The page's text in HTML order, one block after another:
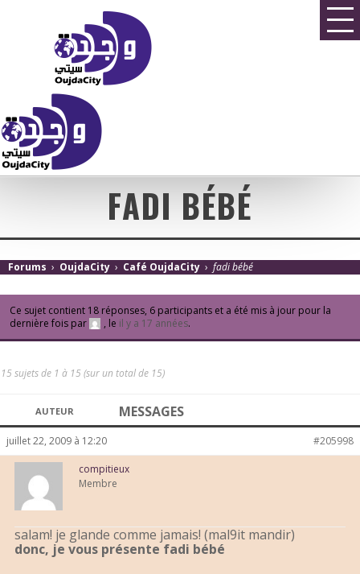
FADI BÉBÉ
Forums › OujdaCity › Café OujdaCity › fadi bébé
Ce sujet contient 18 réponses, 6 participants et a été mis à jour pour la
dernière fois par
, le il y a 17 années.
15 sujets de 1 à 15 (sur un total de 15)
AUTEUR MESSAGES
juillet 22, 2009 à 12:20 #205998
compitieux
Membre
salam! je glande comme jamais! (mal9it mandir)
donc, je vous présente fadi bébé